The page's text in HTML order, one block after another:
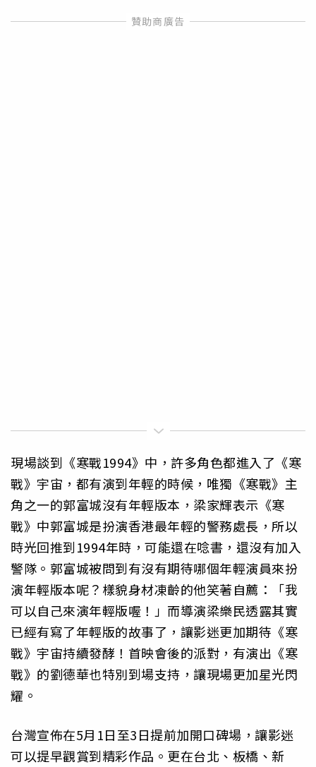
現場談到《寒戰1994》中，許多角色都進入了《寒
戰》宇宙，都有演到年輕的時候，唯獨《寒戰》主
角之一的郭富城沒有年輕版本，梁家輝表示《寒
戰》中郭富城是扮演香港最年輕的警務處長，所以
時光回推到1994年時，可能還在唸書，還沒有加入
警隊。郭富城被問到有沒有期待哪個年輕演員來扮
演年輕版本呢？樣貌身材凍齡的他笑著自薦：「我
可以自己來演年輕版喔！」而導演梁樂民透露其實
已經有寫了年輕版的故事了，讓影迷更加期待《寒
戰》宇宙持續發酵！首映會後的派對，有演出《寒
戰》的劉德華也特別到場支持，讓現場更加星光閃
耀。
台灣宣佈在5月1日至3日提前加開口碑場，讓影迷
可以提早觀賞到精彩作品。更在台北、板橋、新